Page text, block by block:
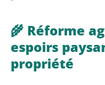
🌾 Réforme
espoirs
propriété